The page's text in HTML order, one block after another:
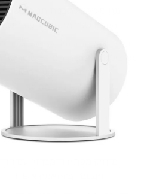
-20%
מגן סיליקון לתבנית תנור – שומר על
שלך מבלי לפגוע בבישול
₪